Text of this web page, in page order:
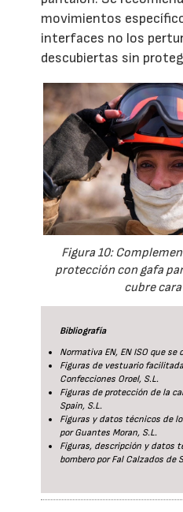
movimientos
interfaces no los
descubiertas sin
Figura 10:
protección con gafa
cubre
Bibliografía
Normativa EN, EN ISO que
Figuras de vestuario
Confecciones Oroel, S.L.
Figuras de protección de la
Spain, S.L.
Figuras y datos técnicos de
por Guantes Moran, S.L.
Figuras, descripción y datos
bombero por Fal Calzados de